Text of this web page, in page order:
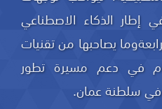
إطار الذكاء الاصطناعي
يصاحبها من تقنيات
في دعم مسيرة تطور
في سلطنة عمان.